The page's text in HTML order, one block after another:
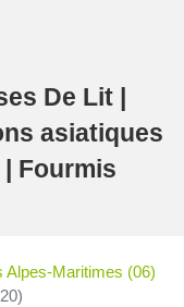
De Lit |
asiatiques
| Fourmis
Alpes-Maritimes (06)